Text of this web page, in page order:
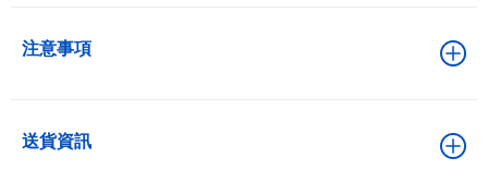
注意事項
送貨資訊